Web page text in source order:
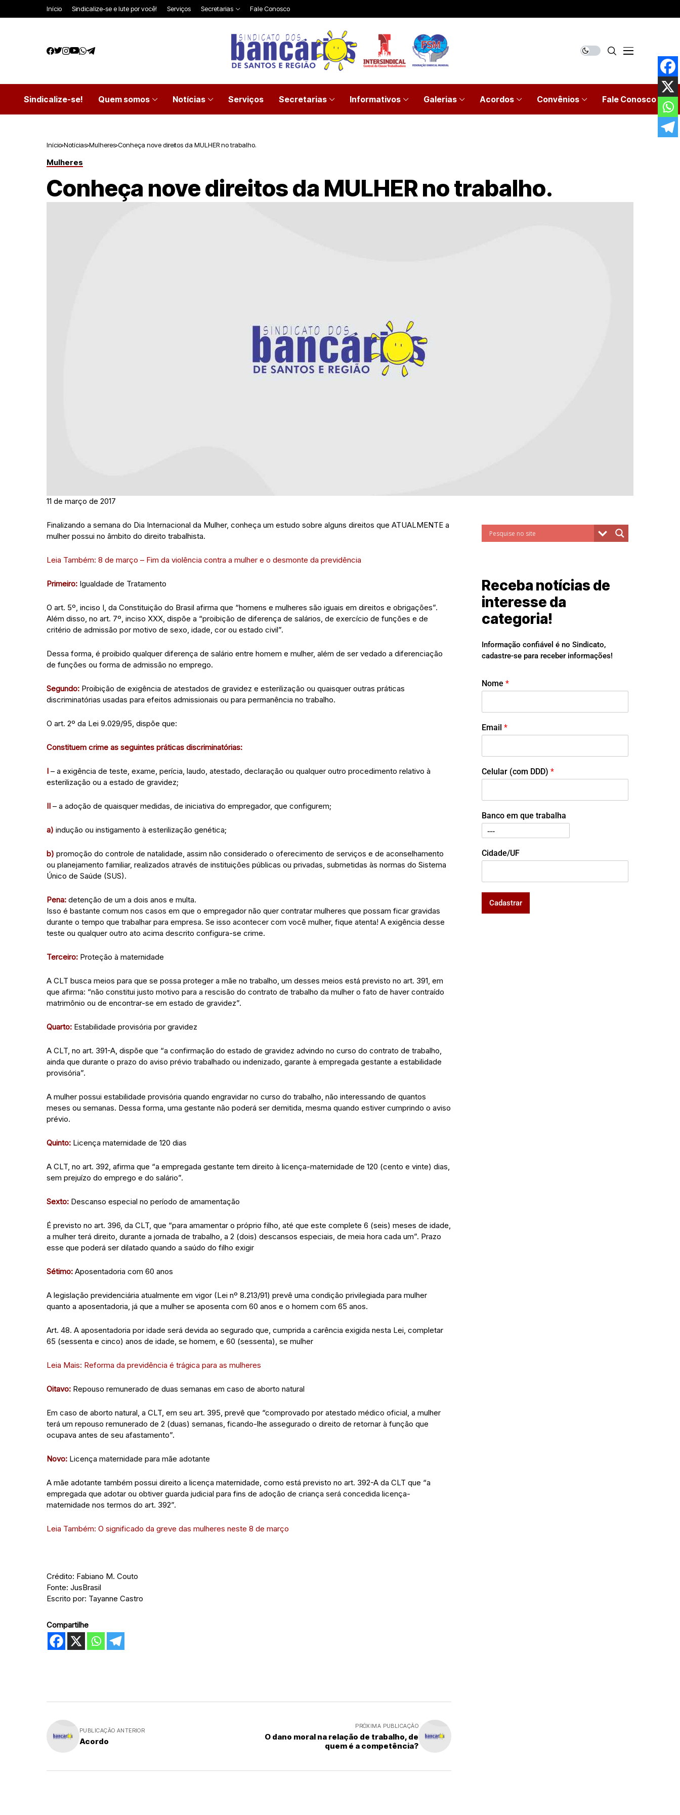
Início Sindicalize-se e lute por você! Serviços Secretarias Fale Conosco
Sindicalize-se! Quem somos Notícias Serviços Secretarias Informativos Galerias Acordos Convênios Fale Conosco
Início Notícias Mulheres Conheça nove direitos da MULHER no trabalho.
Mulheres
Conheça nove direitos da MULHER no trabalho.
11 de março de 2017
Finalizando a semana do Dia Internacional da Mulher, conheça um estudo sobre alguns direitos que ATUALMENTE a
mulher possui no âmbito do direito trabalhista.
Leia Também: 8 de março – Fim da violência contra a mulher e o desmonte da previdência
Primeiro: Igualdade de Tratamento
O art. 5º, inciso I, da Constituição do Brasil afirma que “homens e mulheres são iguais em direitos e obrigações”.
Além disso, no art. 7º, inciso XXX, dispõe a “proibição de diferença de salários, de exercício de funções e de
critério de admissão por motivo de sexo, idade, cor ou estado civil”.
Dessa forma, é proibido qualquer diferença de salário entre homem e mulher, além de ser vedado a diferenciação
de funções ou forma de admissão no emprego.
Segundo: Proibição de exigência de atestados de gravidez e esterilização ou quaisquer outras práticas
discriminatórias usadas para efeitos admissionais ou para permanência no trabalho.
O art. 2º da Lei 9.029/95, dispõe que:
Constituem crime as seguintes práticas discriminatórias:
I – a exigência de teste, exame, perícia, laudo, atestado, declaração ou qualquer outro procedimento relativo à
esterilização ou a estado de gravidez;
II – a adoção de quaisquer medidas, de iniciativa do empregador, que configurem;
a) indução ou instigamento à esterilização genética;
b) promoção do controle de natalidade, assim não considerado o oferecimento de serviços e de aconselhamento
ou planejamento familiar, realizados através de instituições públicas ou privadas, submetidas às normas do Sistema
Único de Saúde (SUS).
Pena: detenção de um a dois anos e multa.
Isso é bastante comum nos casos em que o empregador não quer contratar mulheres que possam ficar gravidas
durante o tempo que trabalhar para empresa. Se isso acontecer com você mulher, fique atenta! A exigência desse
teste ou qualquer outro ato acima descrito configura-se crime.
Terceiro: Proteção à maternidade
A CLT busca meios para que se possa proteger a mãe no trabalho, um desses meios está previsto no art. 391, em
que afirma: “não constitui justo motivo para a rescisão do contrato de trabalho da mulher o fato de haver contraído
matrimônio ou de encontrar-se em estado de gravidez”.
Quarto: Estabilidade provisória por gravidez
A CLT, no art. 391-A, dispõe que “a confirmação do estado de gravidez advindo no curso do contrato de trabalho,
ainda que durante o prazo do aviso prévio trabalhado ou indenizado, garante à empregada gestante a estabilidade
provisória”.
A mulher possui estabilidade provisória quando engravidar no curso do trabalho, não interessando de quantos
meses ou semanas. Dessa forma, uma gestante não poderá ser demitida, mesma quando estiver cumprindo o aviso
prévio.
Quinto: Licença maternidade de 120 dias
A CLT, no art. 392, afirma que “a empregada gestante tem direito à licença-maternidade de 120 (cento e vinte) dias,
sem prejuízo do emprego e do salário”.
Sexto: Descanso especial no período de amamentação
É previsto no art. 396, da CLT, que “para amamentar o próprio filho, até que este complete 6 (seis) meses de idade,
a mulher terá direito, durante a jornada de trabalho, a 2 (dois) descansos especiais, de meia hora cada um”. Prazo
esse que poderá ser dilatado quando a saúdo do filho exigir
Sétimo: Aposentadoria com 60 anos
A legislação previdenciária atualmente em vigor (Lei nº 8.213/91) prevê uma condição privilegiada para mulher
quanto a aposentadoria, já que a mulher se aposenta com 60 anos e o homem com 65 anos.
Art. 48. A aposentadoria por idade será devida ao segurado que, cumprida a carência exigida nesta Lei, completar
65 (sessenta e cinco) anos de idade, se homem, e 60 (sessenta), se mulher
Leia Mais: Reforma da previdência é trágica para as mulheres
Oitavo: Repouso remunerado de duas semanas em caso de aborto natural
Em caso de aborto natural, a CLT, em seu art. 395, prevê que “comprovado por atestado médico oficial, a mulher
terá um repouso remunerado de 2 (duas) semanas, ficando-lhe assegurado o direito de retornar à função que
ocupava antes de seu afastamento”.
Novo: Licença maternidade para mãe adotante
A mãe adotante também possui direito a licença maternidade, como está previsto no art. 392-A da CLT que “a
empregada que adotar ou obtiver guarda judicial para fins de adoção de criança será concedida licença-
maternidade nos termos do art. 392”.
Leia Também: O significado da greve das mulheres neste 8 de março
Crédito: Fabiano M. Couto
Fonte: JusBrasil
Escrito por: Tayanne Castro
Compartilhe
PUBLICAÇÃO ANTERIOR
Acordo
PRÓXIMA PUBLICAÇÃO
O dano moral na relação de trabalho, de
quem é a competência?
Receba notícias de
interesse da
categoria!
Informação confiável é no Sindicato,
cadastre-se para receber informações!
Nome *
Email *
Celular (com DDD) *
Banco em que trabalha
Cidade/UF
Cadastrar